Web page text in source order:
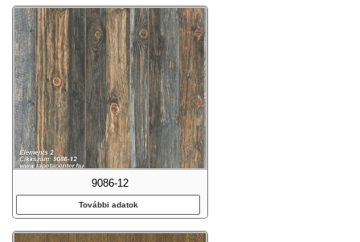
9086-12
További adatok